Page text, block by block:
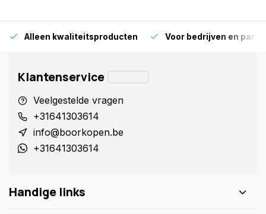
Alleen kwaliteitsproducten Voor bedrijven en
Klantenservice
Veelgestelde vragen
+31641303614
info@boorkopen.be
+31641303614
Handige links